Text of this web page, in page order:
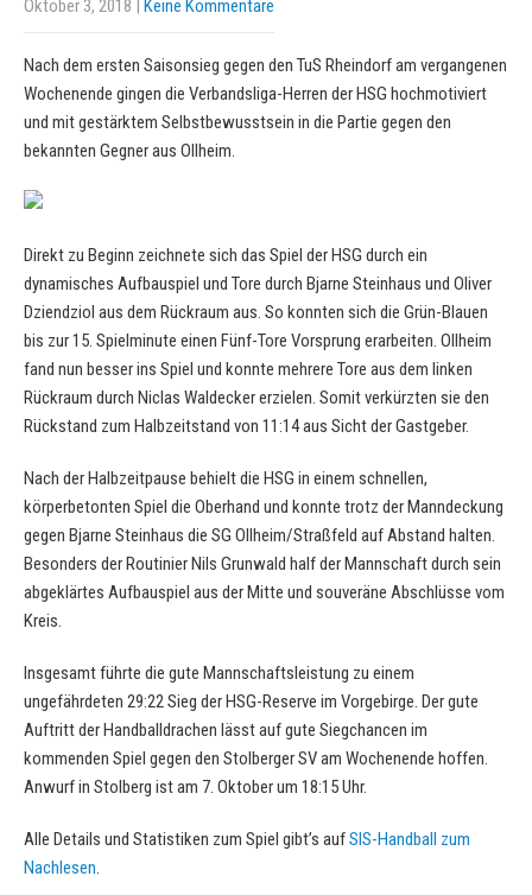
Oktober 3, 2018 Keine Kommentare
Nach dem ersten Saisonsieg gegen den TuS Rheindorf am vergangenen
Wochenende gingen die Verbandsliga-Herren der HSG hochmotiviert
und mit gestärktem Selbstbewusstsein in die Partie gegen den
bekannten Gegner aus Ollheim.
Direkt zu Beginn zeichnete sich das Spiel der HSG durch ein
dynamisches Aufbauspiel und Tore durch Bjarne Steinhaus und Oliver
Dziendziol aus dem Rückraum aus. So konnten sich die Grün-Blauen
bis zur 15. Spielminute einen Fünf-Tore Vorsprung erarbeiten. Ollheim
fand nun besser ins Spiel und konnte mehrere Tore aus dem linken
Rückraum durch Niclas Waldecker erzielen. Somit verkürzten sie den
Rückstand zum Halbzeitstand von 11:14 aus Sicht der Gastgeber.
Nach der Halbzeitpause behielt die HSG in einem schnellen,
körperbetonten Spiel die Oberhand und konnte trotz der Manndeckung
gegen Bjarne Steinhaus die SG Ollheim/Straßfeld auf Abstand halten.
Besonders der Routinier Nils Grunwald half der Mannschaft durch sein
abgeklärtes Aufbauspiel aus der Mitte und souveräne Abschlüsse vom
Kreis.
Insgesamt führte die gute Mannschaftsleistung zu einem
ungefährdeten 29:22 Sieg der HSG-Reserve im Vorgebirge. Der gute
Auftritt der Handballdrachen lässt auf gute Siegchancen im
kommenden Spiel gegen den Stolberger SV am Wochenende hoffen.
Anwurf in Stolberg ist am 7. Oktober um 18:15 Uhr.
Alle Details und Statistiken zum Spiel gibt’s aufSIS-Handball zum
Nachlesen.